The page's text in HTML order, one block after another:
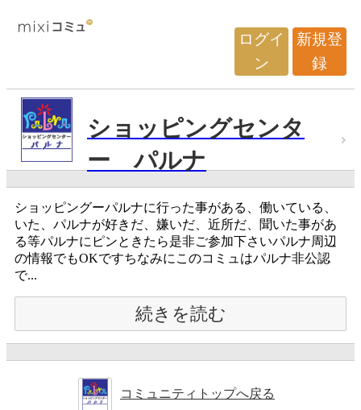
ログイ
ン
新規登
録
ショッピングセンタ
ー パルナ
ショッピングーパルナに行った事がある、働いている、
いた、パルナが好きだ、嫌いだ、近所だ、聞いた事があ
る等パルナにピンときたら是非ご参加下さいパルナ周辺
の情報でもOKですちなみにこのコミュはパルナ非公認
で...
続きを読む
コミュニティトップへ戻る